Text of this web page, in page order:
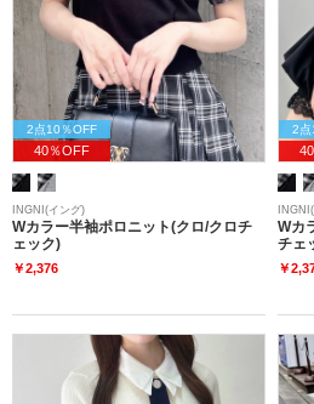
2点10％OFF
40％OFF
INGNI(イング)
Wカラー半袖ポロニット(クロ/クロチ
ェック)
￥2,376
2点
Wカ
チェ
￥